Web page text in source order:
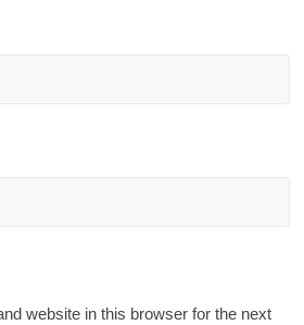
website in this browser for the next